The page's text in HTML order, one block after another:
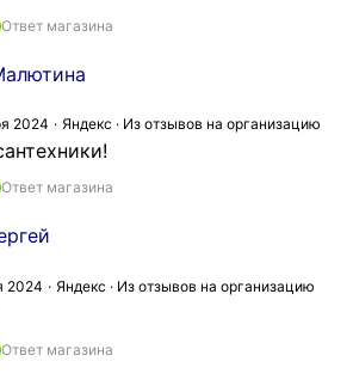
Ответ магазина
2024
Яндекс · Из отзывов на организацию
Ответ магазина
2024
Яндекс · Из отзывов на организацию
Ответ магазина